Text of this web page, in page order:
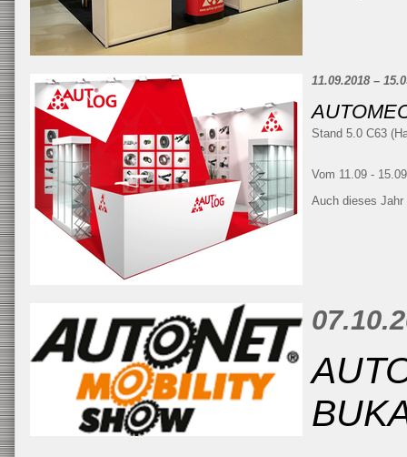
11.09.2018 –
Stand 5.0 C63
Vom 11.09 -
Auch dieses Jahr